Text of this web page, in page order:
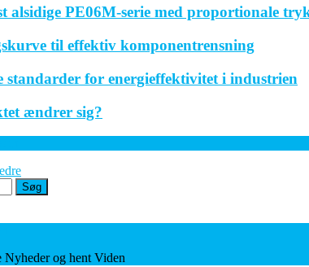
alsidige PE06M-serie med proportionale
til effektiv komponentrensning
standarder for energieffektivitet i industrien
ændrer sig?
Søg
Nyheder og hent Viden